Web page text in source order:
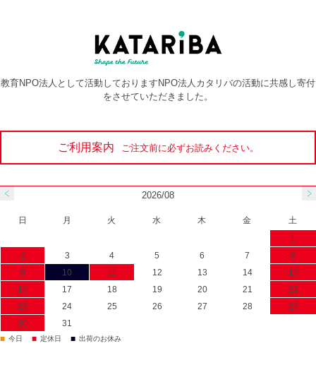
教育NPO法人として活動しておりますNPO法人カタリバの活動に共感し寄付
をさせていただきました。
ご利用案内 ご注文前に必ずお読みください。
2026/08
日 月 火 水 木 金
土
1
2
3 4 5 6 7
8
9
10 11 12 13 14
15
16
17 18 19 20 21
22
23
24 25 26 27 28
29
30
31
■ 今日 ■ 定休日 ■ 出荷のお休み